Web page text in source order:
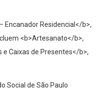
Encanador Residencial</b>,
<b>Artesanato</b>,
Caixas de Presentes</b>,
Social de São Paulo